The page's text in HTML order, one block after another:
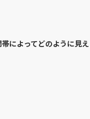
によってどのように見え